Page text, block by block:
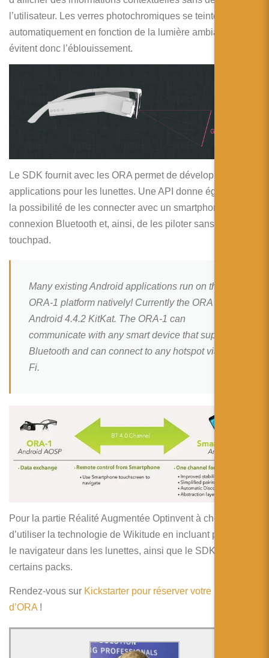
l’utilisateur. Les verres photochromiques se teintent
automatiquement en fonction de la lumière ambiantes et
évitent donc l’éblouissement.
Le SDK fournit avec les ORA permet de développer des
applications pour les lunettes. Une API donne également
la possibilité de les connecter avec un smartphone via une
connexion Bluetooth et, ainsi, de les piloter sans utiliser le
touchpad.
Many existing Android applications run on the
ORA-1 platform natively! Currently the ORA runs
Android 4.4.2 KitKat. The ORA-1 can
communicate with any smart device that supports
Bluetooth and can connect to any hotspot via Wi-
Fi.
Pour la partie Réalité Augmentée Optinvent à choisi
d’utiliser la technologie de Wikitude en incluant par défaut
le navigateur dans les lunettes, ainsi que le SDK dans
certains packs.
Rendez-vous sur Kickstarter pour réserver votre paire
d’ORA !